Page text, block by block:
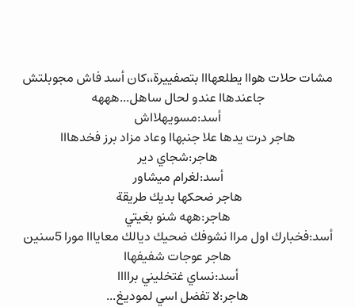
مشات حلات هواا يطلعهااا بتصفييرة،،كان أسد فاش مجوبلتش
جاعندهاا عندو لحال ساهل...هههه
أسد:مسويهلااش
هاجر درت يدها علا جنبهاا وعاد مزاد برز فخدهااا
هاجر:شجاي دير
أسد:لغرام ميشاور
هاجر ضحكها بديك طريقة
هاجر:ههه شنو بغيتي
أسد:فخبارك اول مراا نشوفك ضحيك ديالك معايااا مورا 5سنين
هاجر عوجات شفيفهاا
أسد:نساي غتخليني براااا
هاجر:لا تفضل اسي لموديغ...